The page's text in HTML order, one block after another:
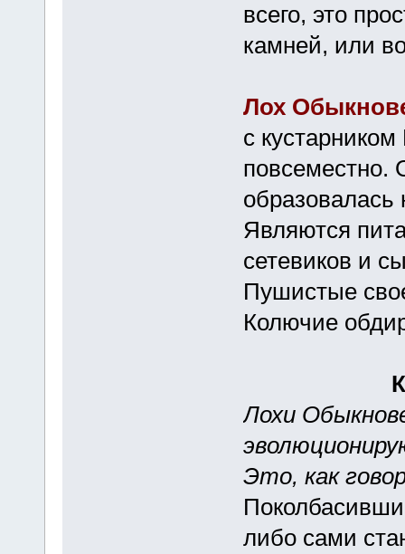
всего, это
камней, или
Лох
с
повсеместно.
образовалась
Являются
сетевиков и
Пушистые
Колючие
Лохи
Это, как
либо сами